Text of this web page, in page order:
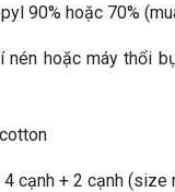
90% hoặc 70%
nén hoặc máy thổi
4 cạnh + 2 cạnh (size